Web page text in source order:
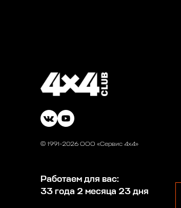
© 1991-2026 ООО «Сервис 4х4»
Работаем для вас:
33 года 2 месяца 23 дня